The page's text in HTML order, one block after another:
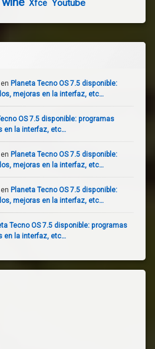
Xfce Youtube
Planeta Tecno OS 7.5 disponible:
mejoras en la interfaz, etc…
OS 7.5 disponible: programas
en la interfaz, etc…
Planeta Tecno OS 7.5 disponible:
mejoras en la interfaz, etc…
Planeta Tecno OS 7.5 disponible:
mejoras en la interfaz, etc…
Tecno OS 7.5 disponible: programas
en la interfaz, etc…